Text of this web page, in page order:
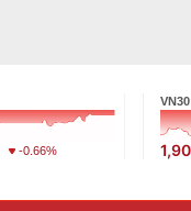
-0.66%
VN30